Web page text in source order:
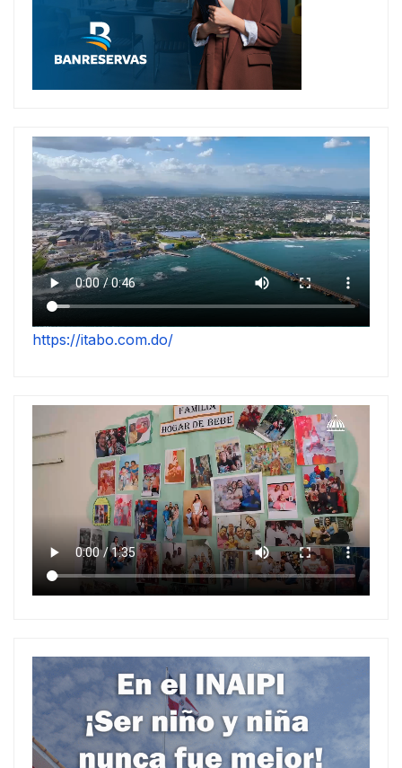
https://itabo.com.do/